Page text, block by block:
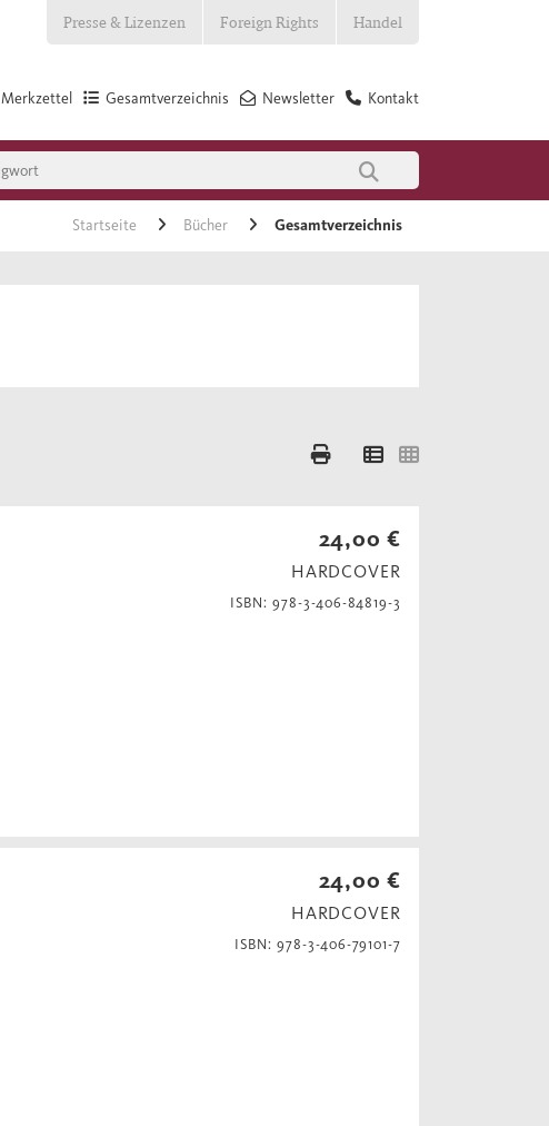
Presse & Lizenzen Foreign Rights Handel
Kontakt
Newsletter
Gesamtverzeichnis
Merkzettel
Startseite Bücher Gesamtverzeichnis
24,00 €
HARDCOVER
ISBN: 978-3-406-84819-3
24,00 €
HARDCOVER
ISBN: 978-3-406-79101-7